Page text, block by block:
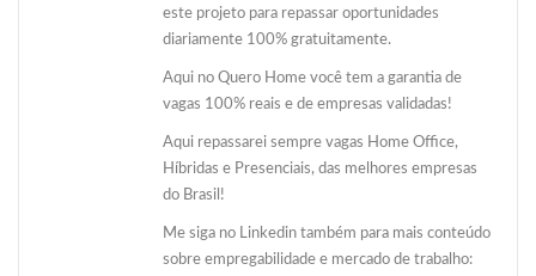
este projeto para repassar oportunidades
diariamente 100% gratuitamente.
Aqui no Quero Home você tem a garantia de
vagas 100% reais e de empresas validadas!
Aqui repassarei sempre vagas Home Office,
Híbridas e Presenciais, das melhores empresas
do Brasil!
Me siga no Linkedin também para mais conteúdo
sobre empregabilidade e mercado de trabalho: